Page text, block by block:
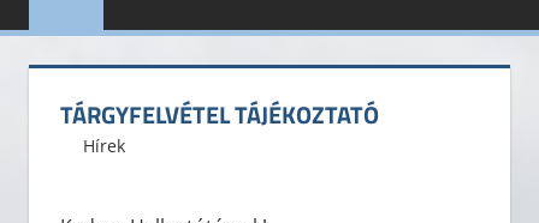
Jogtudományi
Hallgatói
Önkormányzat
TÁRGYFELVÉTEL TÁJÉKOZTATÓ
2016. január 29.
ELTE ÁJK HÖK
Hírek